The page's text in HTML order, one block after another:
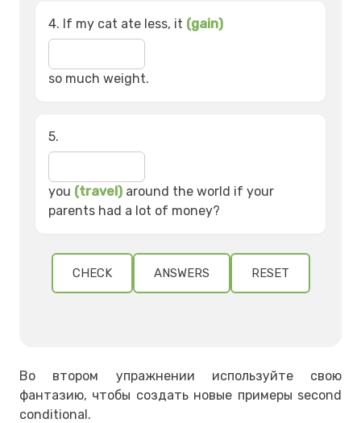
4. If my cat ate less, it (gain)
so much weight.
5.
you (travel) around the world if your
parents had a lot of money?
CHECK ANSWERS RESET
Во втором упражнении используйте свою
фантазию, чтобы создать новые примеры second
conditional.